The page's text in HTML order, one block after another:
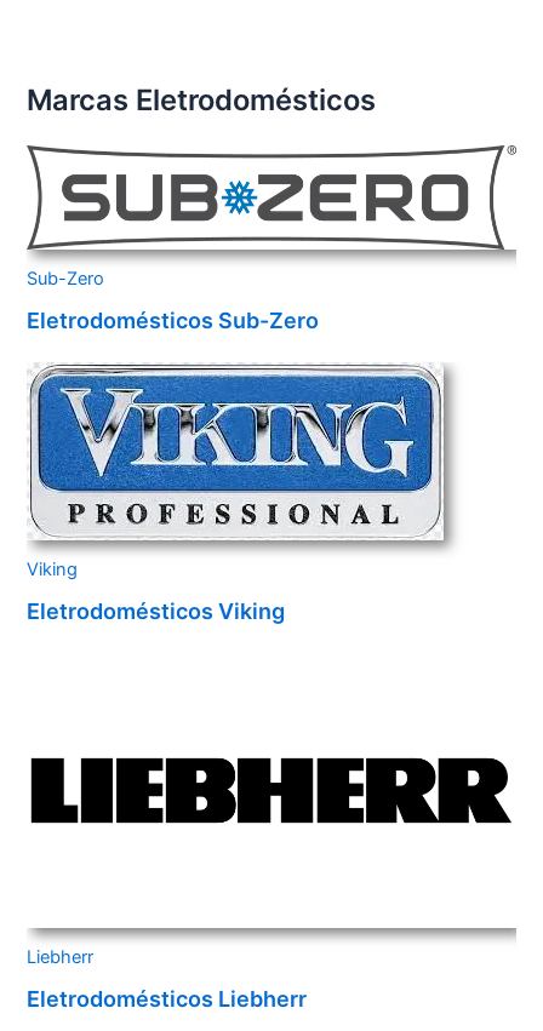
Marcas Eletrodomésticos
Sub-Zero
Eletrodomésticos Sub-Zero
Viking
Eletrodomésticos Viking
Liebherr
Eletrodomésticos Liebherr